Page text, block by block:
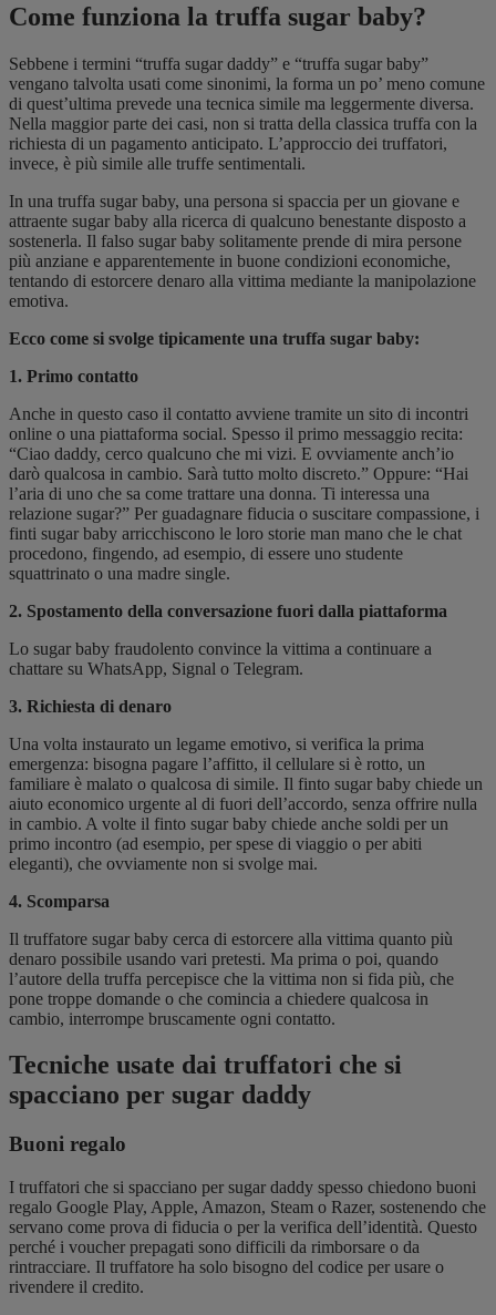
Come funziona la truffa sugar baby?
Sebbene i termini “truffa sugar daddy” e “truffa sugar baby”
vengano talvolta usati come sinonimi, la forma un po’ meno comune
di quest’ultima prevede una tecnica simile ma leggermente diversa.
Nella maggior parte dei casi, non si tratta della classica truffa con la
richiesta di un pagamento anticipato. L’approccio dei truffatori,
invece, è più simile alle truffe sentimentali.
In una truffa sugar baby, una persona si spaccia per un giovane e
attraente sugar baby alla ricerca di qualcuno benestante disposto a
sostenerla. Il falso sugar baby solitamente prende di mira persone
più anziane e apparentemente in buone condizioni economiche,
tentando di estorcere denaro alla vittima mediante la manipolazione
emotiva.
Ecco come si svolge tipicamente una truffa sugar baby:
1. Primo contatto
Anche in questo caso il contatto avviene tramite un sito di incontri
online o una piattaforma social. Spesso il primo messaggio recita:
“Ciao daddy, cerco qualcuno che mi vizi. E ovviamente anch’io
darò qualcosa in cambio. Sarà tutto molto discreto.” Oppure: “Hai
l’aria di uno che sa come trattare una donna. Ti interessa una
relazione sugar?” Per guadagnare fiducia o suscitare compassione, i
finti sugar baby arricchiscono le loro storie man mano che le chat
procedono, fingendo, ad esempio, di essere uno studente
squattrinato o una madre single.
2. Spostamento della conversazione fuori dalla piattaforma
Lo sugar baby fraudolento convince la vittima a continuare a
chattare su WhatsApp, Signal o Telegram.
3. Richiesta di denaro
Una volta instaurato un legame emotivo, si verifica la prima
emergenza: bisogna pagare l’affitto, il cellulare si è rotto, un
familiare è malato o qualcosa di simile. Il finto sugar baby chiede un
aiuto economico urgente al di fuori dell’accordo, senza offrire nulla
in cambio. A volte il finto sugar baby chiede anche soldi per un
primo incontro (ad esempio, per spese di viaggio o per abiti
eleganti), che ovviamente non si svolge mai.
4. Scomparsa
Il truffatore sugar baby cerca di estorcere alla vittima quanto più
denaro possibile usando vari pretesti. Ma prima o poi, quando
l’autore della truffa percepisce che la vittima non si fida più, che
pone troppe domande o che comincia a chiedere qualcosa in
cambio, interrompe bruscamente ogni contatto.
Tecniche usate dai truffatori che si
spacciano per sugar daddy
Buoni regalo
I truffatori che si spacciano per sugar daddy spesso chiedono buoni
regalo Google Play, Apple, Amazon, Steam o Razer, sostenendo che
servano come prova di fiducia o per la verifica dell’identità. Questo
perché i voucher prepagati sono difficili da rimborsare o da
rintracciare. Il truffatore ha solo bisogno del codice per usare o
rivendere il credito.